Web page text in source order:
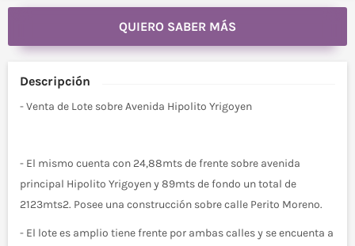
QUIERO SABER MÁS
Descripción
- Venta de Lote sobre Avenida Hipolito Yrigoyen
- El mismo cuenta con 24,88mts de frente sobre avenida
principal Hipolito Yrigoyen y 89mts de fondo un total de
2123mts2. Posee una construcción sobre calle Perito Moreno.
- El lote es amplio tiene frente por ambas calles y se encuenta a